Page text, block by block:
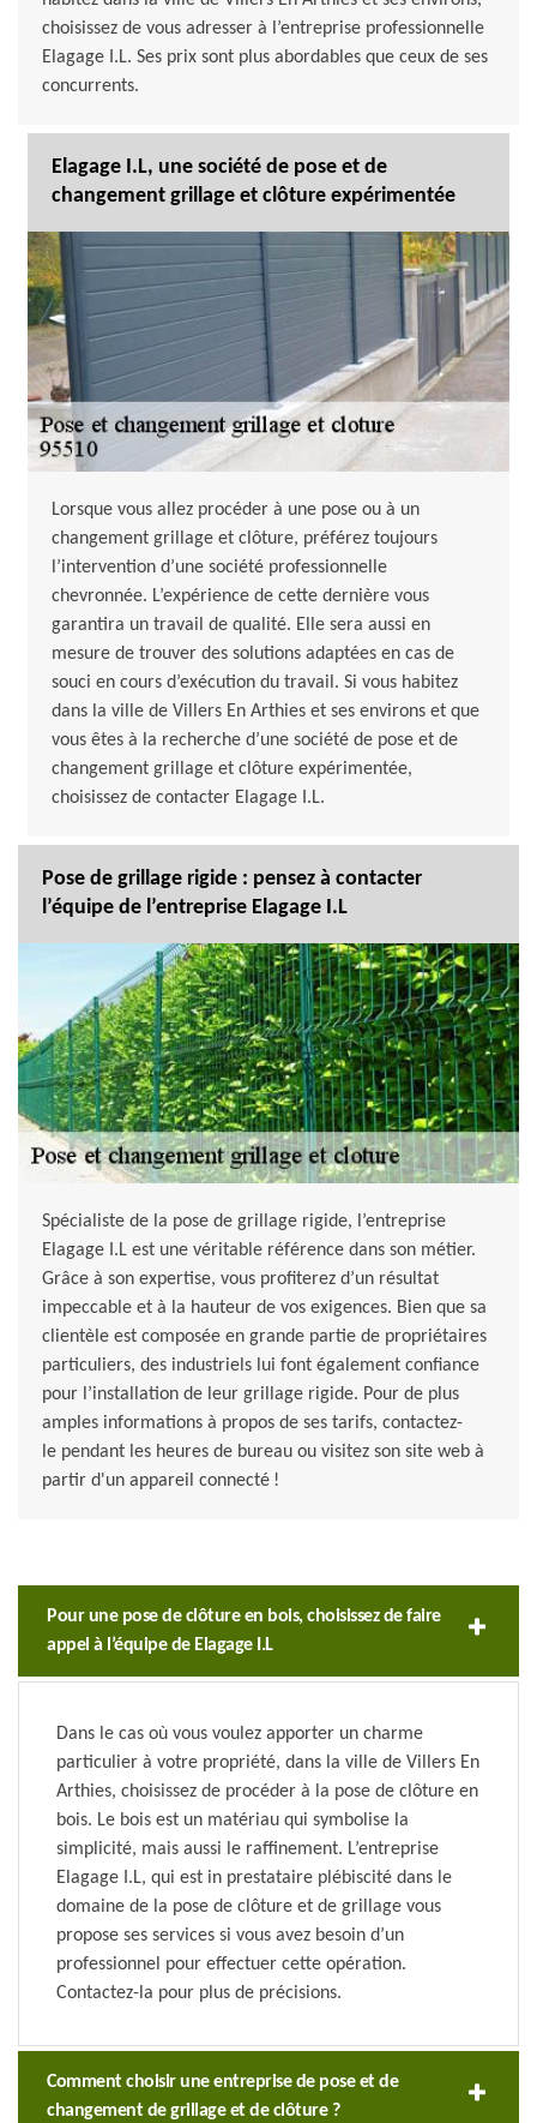
choisissez de vous adresser à l’entreprise professionnelle
Elagage I.L. Ses prix sont plus abordables que ceux de ses
concurrents.
Elagage I.L, une société de pose et de
changement grillage et clôture expérimentée
Lorsque vous allez procéder à une pose ou à un
changement grillage et clôture, préférez toujours
l’intervention d’une société professionnelle
chevronnée. L’expérience de cette dernière vous
garantira un travail de qualité. Elle sera aussi en
mesure de trouver des solutions adaptées en cas de
souci en cours d’exécution du travail. Si vous habitez
dans la ville de Villers En Arthies et ses environs et que
vous êtes à la recherche d’une société de pose et de
changement grillage et clôture expérimentée,
choisissez de contacter Elagage I.L.
Pose de grillage rigide : pensez à contacter
l’équipe de l’entreprise Elagage I.L
Spécialiste de la pose de grillage rigide, l’entreprise
Elagage I.L est une véritable référence dans son métier.
Grâce à son expertise, vous profiterez d’un résultat
impeccable et à la hauteur de vos exigences. Bien que sa
clientèle est composée en grande partie de propriétaires
particuliers, des industriels lui font également confiance
pour l’installation de leur grillage rigide. Pour de plus
amples informations à propos de ses tarifs, contactez-
le pendant les heures de bureau ou visitez son site web à
partir d'un appareil connecté !
Pour une pose de clôture en bois, choisissez de faire
appel à l’équipe de Elagage I.L
Dans le cas où vous voulez apporter un charme
particulier à votre propriété, dans la ville de Villers En
Arthies, choisissez de procéder à la pose de clôture en
bois. Le bois est un matériau qui symbolise la
simplicité, mais aussi le raffinement. L’entreprise
Elagage I.L, qui est in prestataire plébiscité dans le
domaine de la pose de clôture et de grillage vous
propose ses services si vous avez besoin d’un
professionnel pour effectuer cette opération.
Contactez-la pour plus de précisions.
Comment choisir une entreprise de pose et de
changement de grillage et de clôture ?